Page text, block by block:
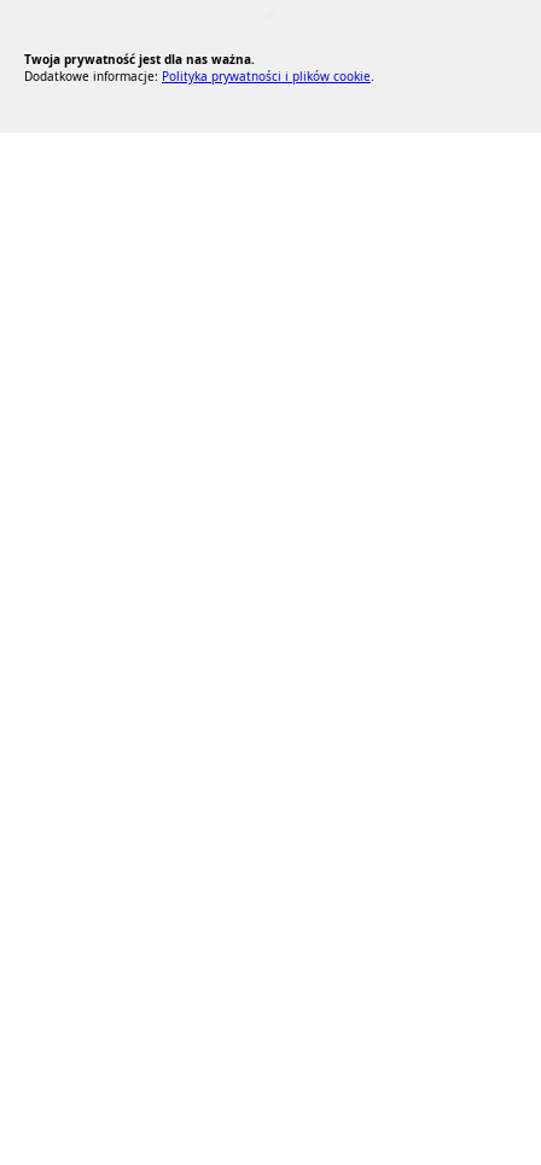
Twoja prywatność jest dla nas ważna.
Dodatkowe informacje: Polityka prywatności i plików cookie